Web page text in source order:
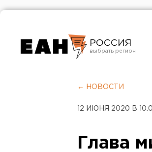
РОССИЯ
Челябинск
← НОВОСТИ
12 ИЮНЯ 2020 В 10:01
Глава